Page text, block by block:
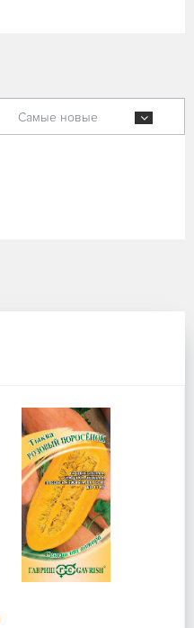
Самые новые